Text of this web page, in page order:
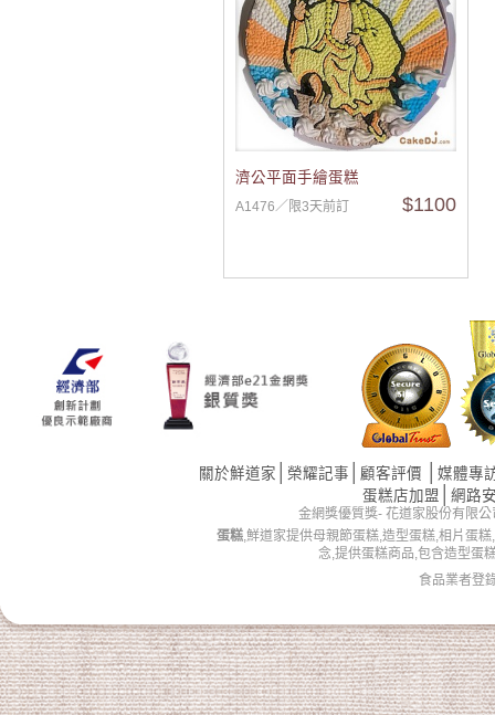
濟公平面手繪蛋糕
A1476／限3天前訂 $1100
關於鮮道家 榮耀記事 顧客評價
媒體專
蛋糕店加盟
網路
金網獎優質獎- 花道家股份有限
蛋糕,鮮道家提供母親節蛋糕,造型蛋糕,相片蛋
念,提供蛋糕商品,包含造型蛋
食品業者登